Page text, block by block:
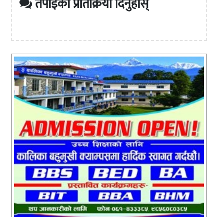
तपाईको प्रतिक्रिया दिनुहोस्